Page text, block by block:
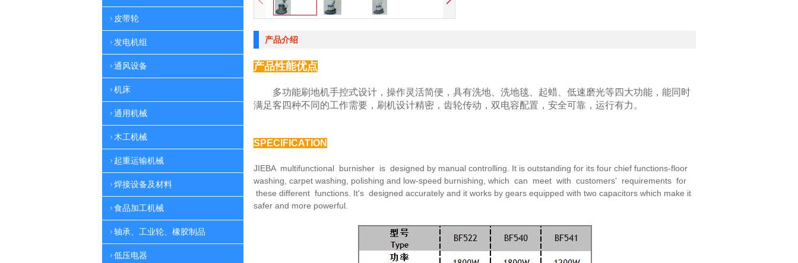
皮带轮
发电机组
通风设备
机床
通用机械
木工机械
起重运输机械
焊接设备及材料
食品加工机械
轴承、工业轮、橡胶制品
低压电器
产品介绍
产品性能优点
多功能刷地机手控式设计，操作灵活简便，具有洗地、 洗地毯、起蜡、低速磨光等四大功能，能同时
满足客四种不同的工作需要，刷机设计精密，齿轮传动，双电容配置， 安全可靠，运行有力。
SPECIFICATION
JIEBA multifunctional burnisher is designed by manual controlling. It is outstanding for its four chief functions-floor
washing, carpet washing, polishing and low-speed burnishing, which can meet with customers' requirements for
these different functions. It's designed accurately and it works by gears equipped with two capacitors which make it
safer and more powerful.